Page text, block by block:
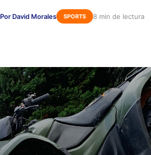
Por David Morales SPORTS 8 min de lectura